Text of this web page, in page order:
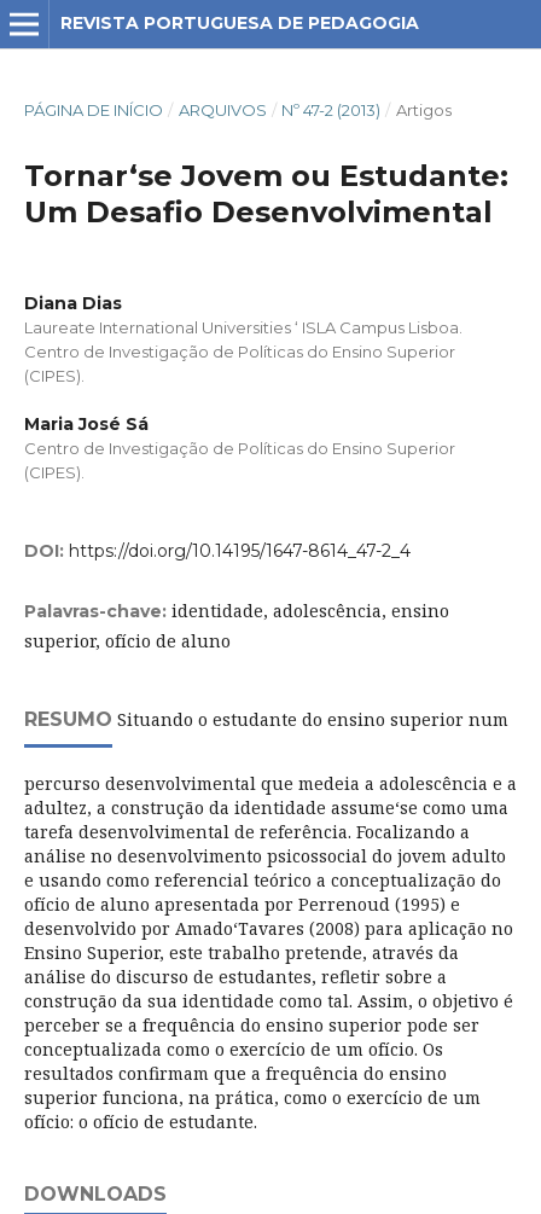
REVISTA PORTUGUESA DE PEDAGOGIA
PÁGINA DE INÍCIO / ARQUIVOS / Nº 47-2 (2013) / Artigos
Tornar‘se Jovem ou Estudante:
Um Desafio Desenvolvimental
Diana Dias
Laureate International Universities ‘ ISLA Campus Lisboa.
Centro de Investigação de Políticas do Ensino Superior
(CIPES).
Maria José Sá
Centro de Investigação de Políticas do Ensino Superior
(CIPES).
DOI: https://doi.org/10.14195/1647-8614_47-2_4
Palavras-chave: identidade, adolescência, ensino
superior, ofício de aluno
RESUMO Situando o estudante do ensino superior num
percurso desenvolvimental que medeia a adolescência e a
adultez, a construção da identidade assume‘se como uma
tarefa desenvolvimental de referência. Focalizando a
análise no desenvolvimento psicossocial do jovem adulto
e usando como referencial teórico a conceptualização do
ofício de aluno apresentada por Perrenoud (1995) e
desenvolvido por Amado‘Tavares (2008) para aplicação no
Ensino Superior, este trabalho pretende, através da
análise do discurso de estudantes, refletir sobre a
construção da sua identidade como tal. Assim, o objetivo é
perceber se a frequência do ensino superior pode ser
conceptualizada como o exercício de um ofício. Os
resultados confirmam que a frequência do ensino
superior funciona, na prática, como o exercício de um
ofício: o ofício de estudante.
DOWNLOADS